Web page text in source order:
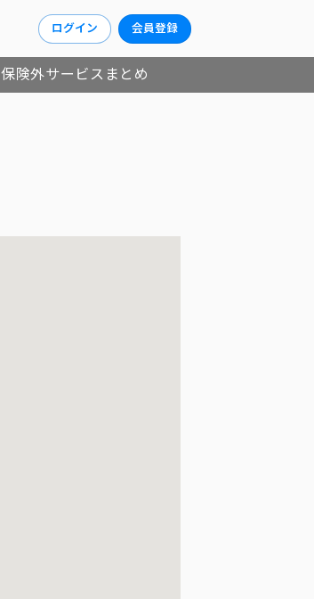
ログイン 会員登録
保険外サービスまとめ